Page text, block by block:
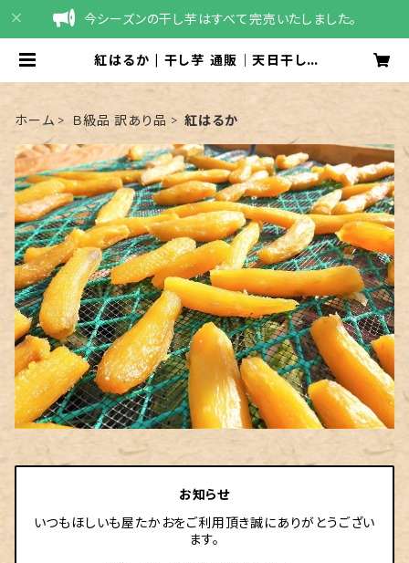
今シーズンの干し芋はすべて完売いたしました。
紅はるか | 干し芋 通販｜天日干し・
ホーム
Ｂ級品 訳あり品 紅はるか
お知らせ
いつもほしいも屋たかおをご利用頂き誠にありがとうござい
ます。